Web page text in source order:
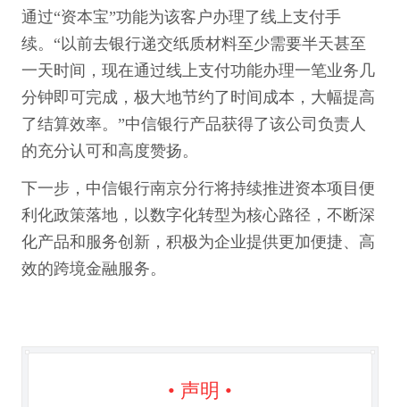
通过“资本宝”功能为该客户办理了线上支付手
续。“以前去银行递交纸质材料至少需要半天甚至
一天时间，现在通过线上支付功能办理一笔业务几
分钟即可完成，极大地节约了时间成本，大幅提高
了结算效率。”中信银行产品获得了该公司负责人
的充分认可和高度赞扬。
下一步，中信银行南京分行将持续推进资本项目便
利化政策落地，以数字化转型为核心路径，不断深
化产品和服务创新，积极为企业提供更加便捷、高
效的跨境金融服务。
• 声明 •